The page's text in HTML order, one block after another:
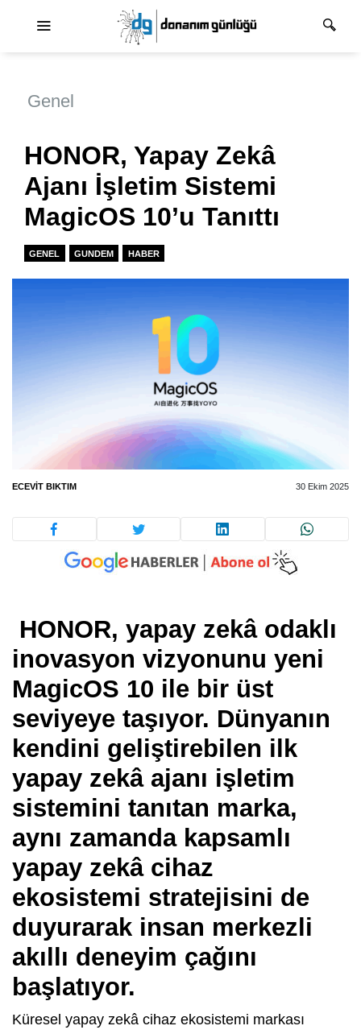
Genel
HONOR, Yapay Zekâ
Ajanı İşletim Sistemi
MagicOS 10’u Tanıttı
GENEL GUNDEM HABER
ECEVIT BIKTIM 30 Ekim 2025
HONOR, yapay zekâ odaklı
inovasyon vizyonunu yeni
MagicOS 10 ile bir üst
seviyeye taşıyor. Dünyanın
kendini geliştirebilen ilk
yapay zekâ ajanı işletim
sistemini tanıtan marka,
aynı zamanda kapsamlı
yapay zekâ cihaz
ekosistemi stratejisini de
duyurarak insan merkezli
akıllı deneyim çağını
başlatıyor.
Küresel yapay zekâ cihaz ekosistemi markası